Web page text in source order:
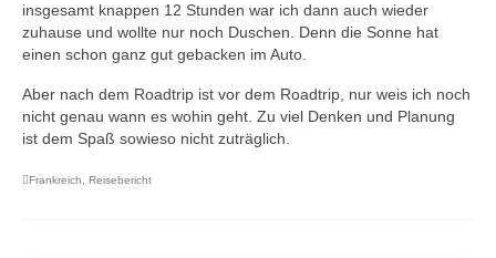
insgesamt knappen 12 Stunden war ich dann auch wieder
zuhause und wollte nur noch Duschen. Denn die Sonne hat
einen schon ganz gut gebacken im Auto.
Aber nach dem Roadtrip ist vor dem Roadtrip, nur weis ich noch
nicht genau wann es wohin geht. Zu viel Denken und Planung
ist dem Spaß sowieso nicht zuträglich.
Frankreich Reisebericht